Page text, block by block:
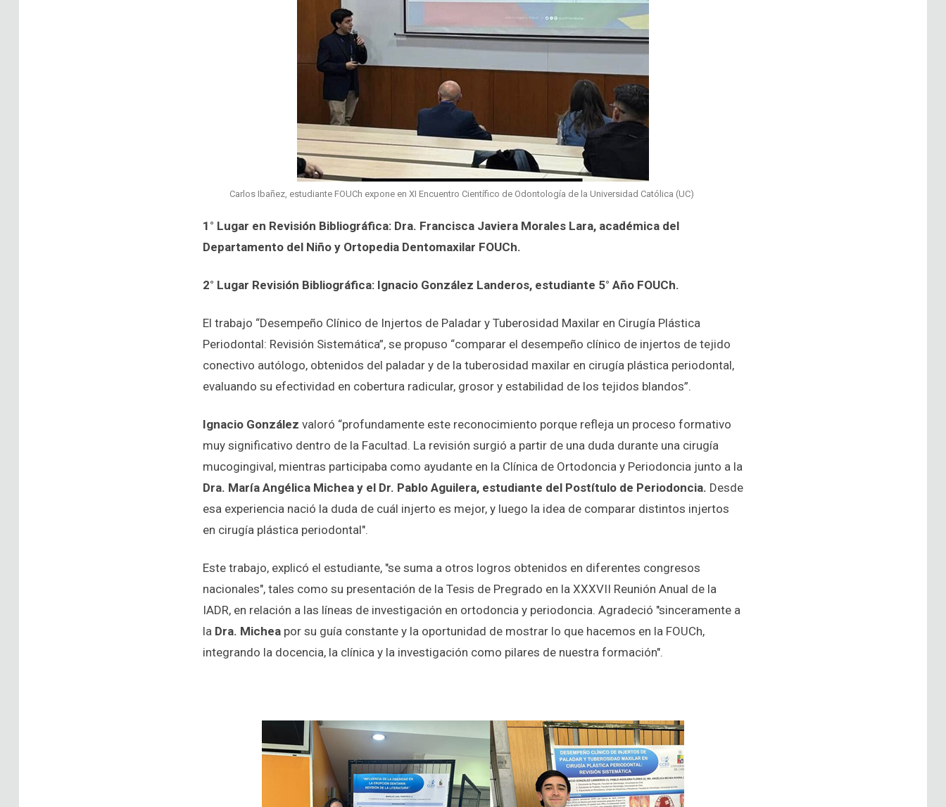
Carlos Ibañez, estudiante FOUCh expone en XI Encuentro Científico de Odontología de la Universidad Católica (UC)
1° Lugar en Revisión Bibliográfica: Dra. Francisca Javiera Morales Lara, académica del
Departamento del Niño y Ortopedia Dentomaxilar FOUCh.
2° Lugar Revisión Bibliográfica: Ignacio González Landeros, estudiante 5° Año FOUCh.
El trabajo “Desempeño Clínico de Injertos de Paladar y Tuberosidad Maxilar en Cirugía Plástica
Periodontal: Revisión Sistemática”, se propuso “comparar el desempeño clínico de injertos de tejido
conectivo autólogo, obtenidos del paladar y de la tuberosidad maxilar en cirugía plástica periodontal,
evaluando su efectividad en cobertura radicular, grosor y estabilidad de los tejidos blandos”.
Ignacio González valoró “profundamente este reconocimiento porque refleja un proceso formativo
muy significativo dentro de la Facultad. La revisión surgió a partir de una duda durante una cirugía
mucogingival, mientras participaba como ayudante en la Clínica de Ortodoncia y Periodoncia junto a la
Dra. María Angélica Michea y el Dr. Pablo Aguilera, estudiante del Postítulo de Periodoncia. Desde
esa experiencia nació la duda de cuál injerto es mejor, y luego la idea de comparar distintos injertos
en cirugía plástica periodontal".
Este trabajo, explicó el estudiante, "se suma a otros logros obtenidos en diferentes congresos
nacionales", tales como su presentación de la Tesis de Pregrado en la XXXVII Reunión Anual de la
IADR, en relación a las líneas de investigación en ortodoncia y periodoncia. Agradeció "sinceramente a
la Dra. Michea por su guía constante y la oportunidad de mostrar lo que hacemos en la FOUCh,
integrando la docencia, la clínica y la investigación como pilares de nuestra formación".